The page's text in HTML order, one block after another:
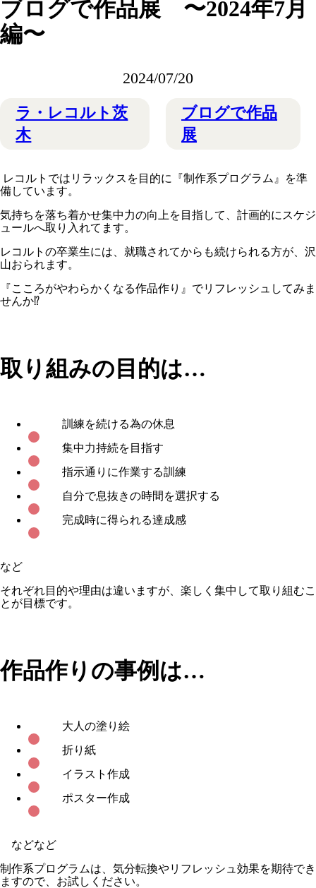
ブログで作品展 〜2024年7月
編〜
2024/07/20
ラ・レコルト茨
木
ブログで作品
展
レコルトではリラックスを目的に『制作系プログラム』を準
備しています。
気持ちを落ち着かせ集中力の向上を目指して、計画的にスケジ
ュールへ取り入れてます。
レコルトの卒業生には、就職されてからも続けられる方が、沢
山おられます。
『こころがやわらかくなる作品作り』でリフレッシュしてみま
せんか⁉️
取り組みの目的は…
訓練を続ける為の休息
集中力持続を目指す
指示通りに作業する訓練
自分で息抜きの時間を選択する
完成時に得られる達成感
など
それぞれ目的や理由は違いますが、楽しく集中して取り組むこ
とが目標です。
作品作りの事例は…
大人の塗り絵
折り紙
イラスト作成
ポスター作成
などなど
制作系プログラムは、気分転換やリフレッシュ効果を期待でき
ますので、お試しください。